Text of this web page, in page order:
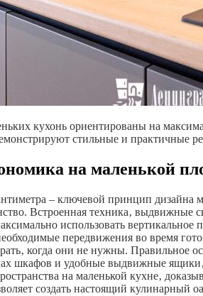
кухонь ориентированы на
стильные и практичные
на маленькой
– ключевой принцип дизайна
Встроенная техника‚
использовать
передвижения во время
когда они не нужны. Правильное
шкафов и удобные выдвижные
на маленькой кухне‚
создать настоящий кулинарный